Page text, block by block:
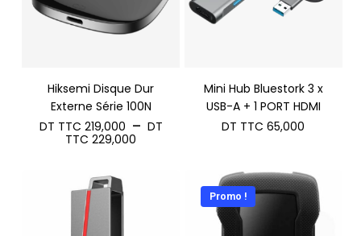
Hiksemi Disque Dur
Externe Série 100N
DT TTC 219,000 – DT
TTC 229,000
TTC 219,000
Mini Hub Bluestork 3 x
USB-A + 1 PORT HDMI
DT TTC 65,000
Promo !